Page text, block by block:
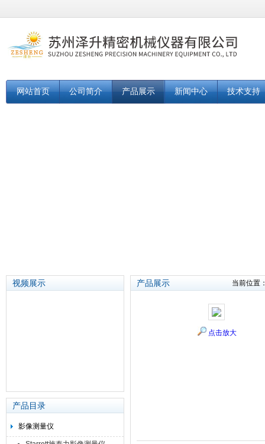
网站首页 公司简介 产品展示 新闻中心 技术支持
视频展示
产品目录
影像测量仪
产品展示 当前位置
点击放大